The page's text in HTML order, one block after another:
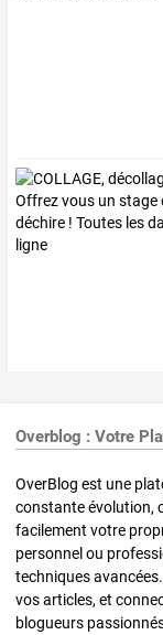
Overblog : Votre
OverBlog est une
constante évolution,
facilement votre
personnel ou
techniques
vos articles, et
blogueurs